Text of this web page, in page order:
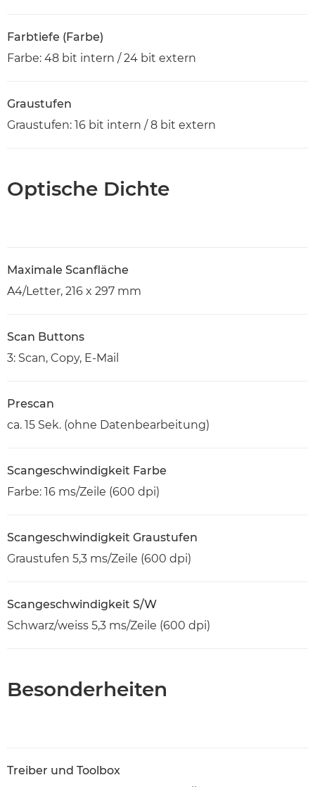
Farbtiefe (Farbe)
Farbe: 48 bit intern / 24 bit extern
Graustufen
Graustufen: 16 bit intern / 8 bit extern
Optische Dichte
Maximale Scanfläche
A4/Letter, 216 x 297 mm
Scan Buttons
3: Scan, Copy, E-Mail
Prescan
ca. 15 Sek. (ohne Datenbearbeitung)
Scangeschwindigkeit Farbe
Farbe: 16 ms/Zeile (600 dpi)
Scangeschwindigkeit Graustufen
Graustufen 5,3 ms/Zeile (600 dpi)
Scangeschwindigkeit S/W
Schwarz/weiss 5,3 ms/Zeile (600 dpi)
Besonderheiten
Treiber und Toolbox